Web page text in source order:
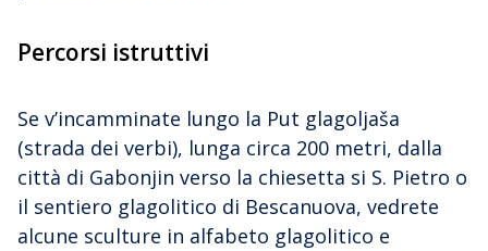
Percorsi istruttivi
Se v’incamminate lungo la Put glagoljaša
(strada dei verbi), lunga circa 200 metri, dalla
città di Gabonjin verso la chiesetta si S. Pietro o
il sentiero glagolitico di Bescanuova, vedrete
alcune sculture in alfabeto glagolitico e